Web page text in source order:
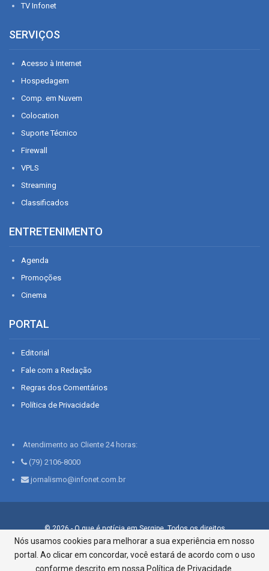
TV Infonet
SERVIÇOS
Acesso à Internet
Hospedagem
Comp. em Nuvem
Colocation
Suporte Técnico
Firewall
VPLS
Streaming
Classificados
ENTRETENIMENTO
Agenda
Promoções
Cinema
PORTAL
Editorial
Fale com a Redação
Regras dos Comentários
Política de Privacidade
Atendimento ao Cliente 24 horas:
(79) 2106-8000
jornalismo@infonet.com.br
© 2026 - O que é notícia em Sergipe. Todos os direitos
reservados.
Infonet - Rua Monsenhor Silveira 276, Bairro São José |
Aracaju-SE, CEP 49015-030, Fone: 79.2106.8000 - CI Centro de
Nós usamos cookies para melhorar a sua experiência em nosso
portal. Ao clicar em concordar, você estará de acordo com o uso
conforme descrito em nossa Política de Privacidade.